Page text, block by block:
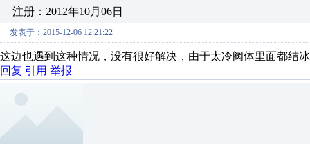
注册：2012年10月06日
发表于：2015-12-06 12:21:22
这边也遇到这种情况，没有很好解决，由于太冷阀体里面都结
回复 引用 举报